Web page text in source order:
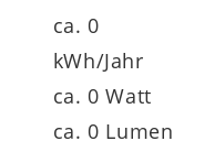
und
ca. 0
kWh/Jahr
ca. 0 Watt
ca. 0 Lumen